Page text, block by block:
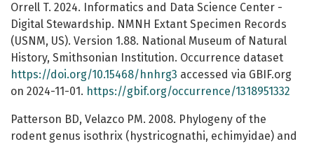
Orrell T. 2024. Informatics and Data Science Center -
Digital Stewardship. NMNH Extant Specimen Records
(USNM, US). Version 1.88. National Museum of Natural
History, Smithsonian Institution. Occurrence dataset
https://doi.org/10.15468/hnhrg3 accessed via GBIF.org
on 2024-11-01. https://gbif.org/occurrence/1318951332
Patterson BD, Velazco PM. 2008. Phylogeny of the
rodent genus isothrix (hystricognathi, echimyidae) and